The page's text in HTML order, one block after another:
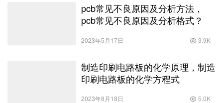
pcb常见不良原因及分析方法，
pcb常见不良原因及分析格式？
2023年5月17日 3.9K
制造印刷电路板的化学原理，制造
印刷电路板的化学方程式
2023年8月18日 5.0K